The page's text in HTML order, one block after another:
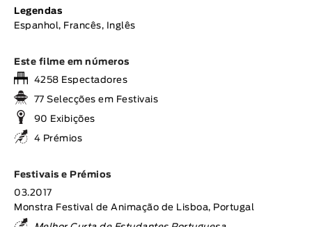
Legendas
Espanhol, Francês, Inglês
Este filme em números
4258 Espectadores
77 Selecções em Festivais
90 Exibições
4 Prémios
Festivais e Prémios
03.2017
Monstra Festival de Animação de Lisboa, Portugal